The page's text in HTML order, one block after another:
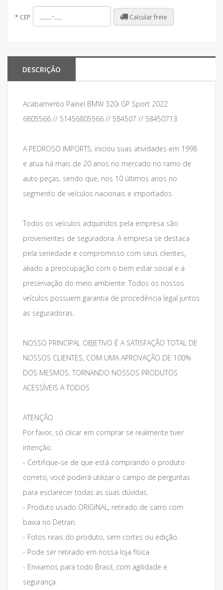
* CEP Calcular frete
DESCRIÇÃO
Acabamento Painel BMW 320i GP Sport 2022
6805566 // 51456805566 // 584507 // 58450713
A PEDROSO IMPORTS, iniciou suas atividades em 1998
e atua há mais de 20 anos no mercado no ramo de
auto peças, sendo que, nos 10 últimos anos no
segmento de veículos nacionais e importados.
Todos os veículos adquiridos pela empresa são
provenientes de seguradora. A empresa se destaca
pela seriedade e compromisso com seus clientes,
aliado a preocupação com o bem estar social e a
preservação do meio ambiente. Todos os nossos
veículos possuem garantia de procedência legal juntos
as seguradoras.
NOSSO PRINCIPAL OBJETIVO É A SATISFAÇÃO TOTAL DE
NOSSOS CLIENTES, COM UMA APROVAÇÃO DE 100%
DOS MESMOS, TORNANDO NOSSOS PRODUTOS
ACESSÍVEIS A TODOS
ATENÇÃO
Por favor, só clicar em comprar se realmente tiver
intenção.
- Certifique-se de que está comprando o produto
correto, você poderá utilizar o campo de perguntas
para esclarecer todas as suas dúvidas.
- Produto usado ORIGINAL, retirado de carro com
baixa no Detran.
- Fotos reais do produto, sem cortes ou edição.
- Pode ser retirado em nossa loja física.
- Enviamos para todo Brasil, com agilidade e
segurança.